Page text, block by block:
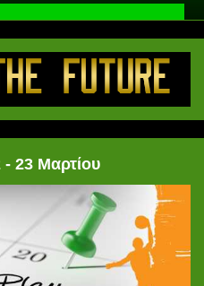
23 Μαρτίου